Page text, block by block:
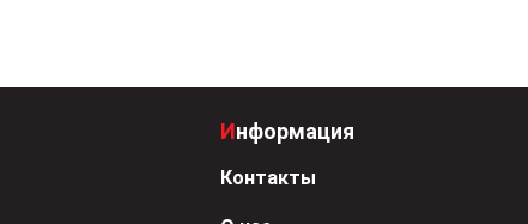
Информация
Контакты